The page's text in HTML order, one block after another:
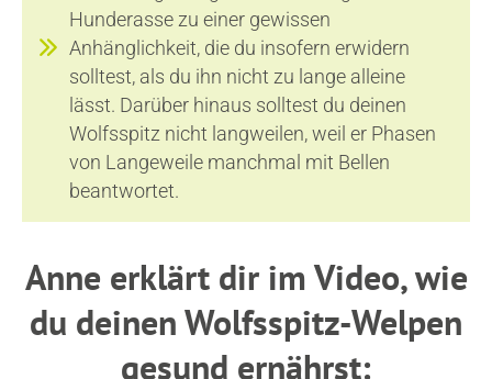
Hunderasse zu einer gewissen
Anhänglichkeit, die du insofern erwidern
solltest, als du ihn nicht zu lange alleine
lässt. Darüber hinaus solltest du deinen
Wolfsspitz nicht langweilen, weil er Phasen
von Langeweile manchmal mit Bellen
beantwortet.
Anne erklärt dir im Video, wie
du deinen Wolfsspitz-Welpen
gesund ernährst: